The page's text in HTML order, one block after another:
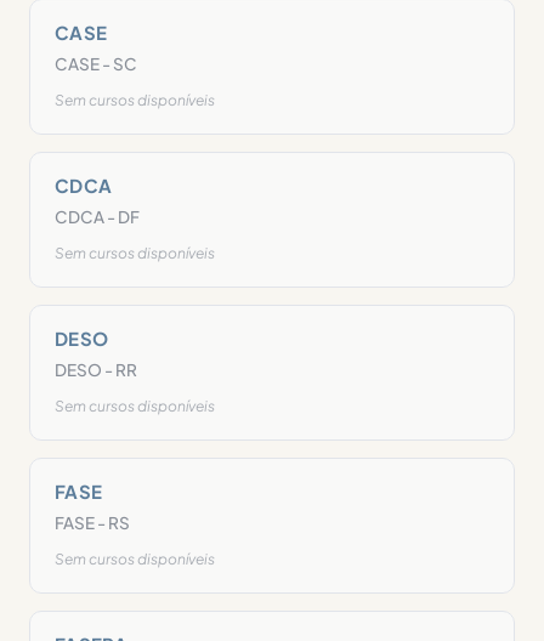
CASE
CASE - SC
Sem cursos disponíveis
CDCA
CDCA - DF
Sem cursos disponíveis
DESO
DESO - RR
Sem cursos disponíveis
FASE
FASE - RS
Sem cursos disponíveis